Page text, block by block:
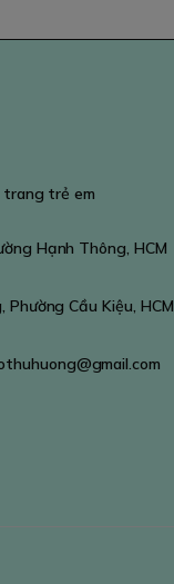
trẻ em
Hạnh Thông, HCM
Cầu Kiệu, HCM